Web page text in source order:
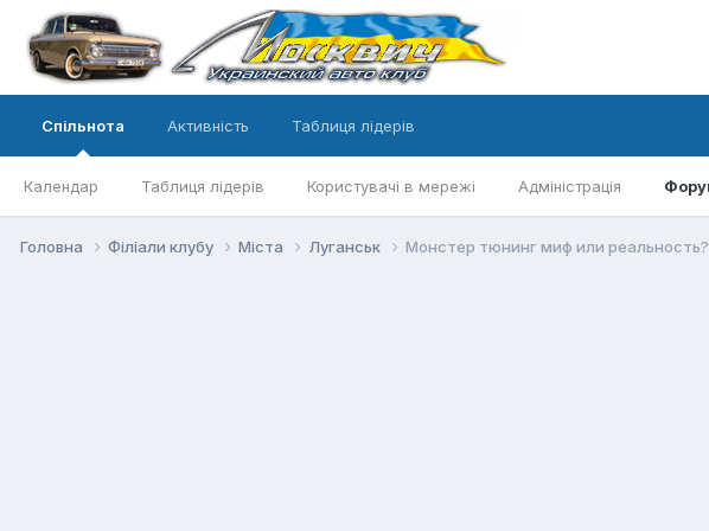
Спільнота
Календар Таблиця лідерів Користувачі в мережі Адміністрація
Активність Таблиця лідерів
Головна Філіали клубу Міста Луганськ Монстер тюнинг миф или реальность?